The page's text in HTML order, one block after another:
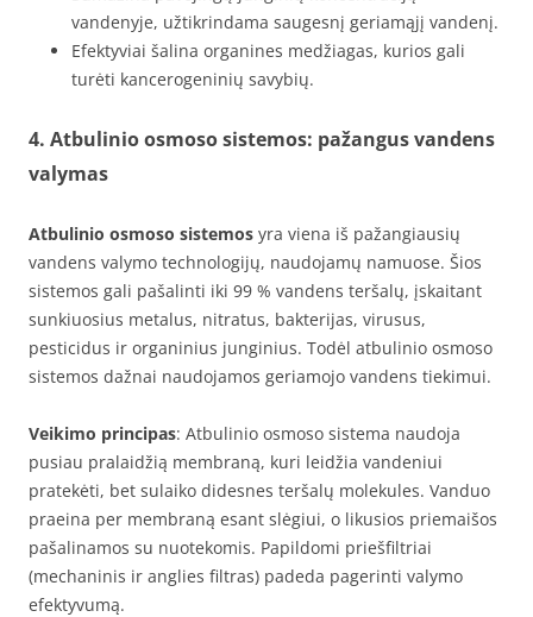
vandenyje, užtikrindama saugesnį geriamąjį vandenį.
Efektyviai šalina organines medžiagas, kurios gali
turėti kancerogeninių savybių.
4. Atbulinio osmoso sistemos: pažangus vandens
valymas
Atbulinio osmoso sistemos yra viena iš pažangiausių
vandens valymo technologijų, naudojamų namuose. Šios
sistemos gali pašalinti iki 99 % vandens teršalų, įskaitant
sunkiuosius metalus, nitratus, bakterijas, virusus,
pesticidus ir organinius junginius. Todėl atbulinio osmoso
sistemos dažnai naudojamos geriamojo vandens tiekimui.
Veikimo principas: Atbulinio osmoso sistema naudoja
pusiau pralaidžią membraną, kuri leidžia vandeniui
pratekėti, bet sulaiko didesnes teršalų molekules. Vanduo
praeina per membraną esant slėgiui, o likusios priemaišos
pašalinamos su nuotekomis. Papildomi priešfiltriai
(mechaninis ir anglies filtras) padeda pagerinti valymo
efektyvumą.